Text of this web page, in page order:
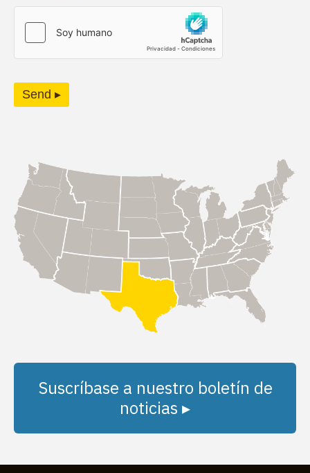
Send ▸
Suscríbase a nuestro boletín de
noticias ▸